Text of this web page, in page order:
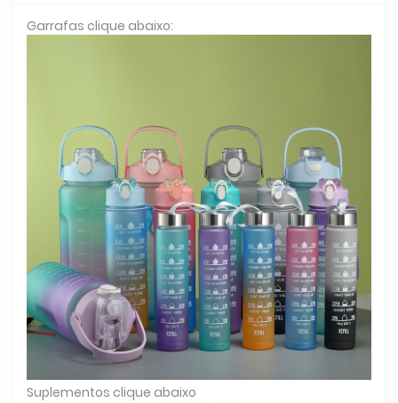
Garrafas clique abaixo:
Suplementos clique abaixo